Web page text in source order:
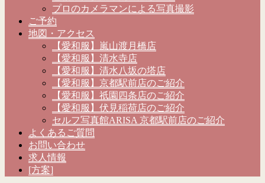
プロのカメラマンによる写真撮影
ご予約
地図・アクセス
【愛和服】嵐山渡月橋店
【愛和服】清水寺店
【愛和服】清水八坂の塔店
【愛和服】京都駅前店のご紹介
【愛和服】祇園四条店のご紹介
【愛和服】伏見稲荷店のご紹介
セルフ写真館ARISA 京都駅前店のご紹介
よくあるご質問
お問い合わせ
求人情報
[方案]